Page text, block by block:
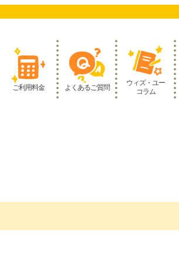
ご利用料金 よくあるご質問
ウィズ・ユー
コラム